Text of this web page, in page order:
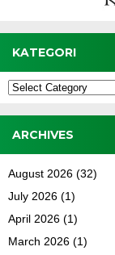
KATEGORI
Kategori
ARCHIVES
August 2026 (32)
July 2026 (1)
April 2026 (1)
March 2026 (1)